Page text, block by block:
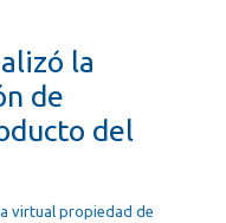
la
de
del
virtual propiedad de